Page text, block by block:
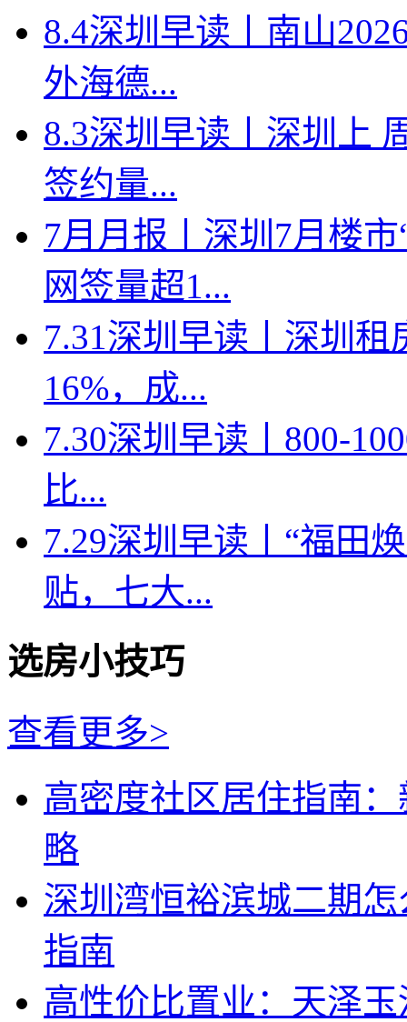
8.4深圳早读丨南山
外海德...
8.3深圳早读丨深圳上
签约量...
7月月报丨深圳7月楼
网签量超1...
7.31深圳早读丨深圳
16%，成...
7.30深圳早读丨800-
比...
7.29深圳早读丨“福田
贴，七大...
选房小技巧
查看更多>
高密度社区居住指南
略
深圳湾恒裕滨城二期
指南
高性价比置业：天泽